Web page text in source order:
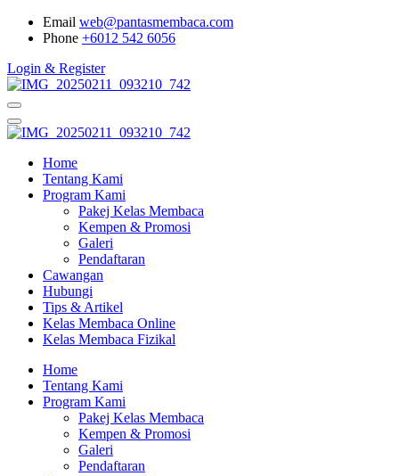
Email web@pantasmembaca.com
Phone +6012 542 6056
Login & Register
Home
Tentang Kami
Program Kami
Pakej Kelas Membaca
Kempen & Promosi
Galeri
Pendaftaran
Cawangan
Hubungi
Tips & Artikel
Kelas Membaca Online
Kelas Membaca Fizikal
Home
Tentang Kami
Program Kami
Pakej Kelas Membaca
Kempen & Promosi
Galeri
Pendaftaran